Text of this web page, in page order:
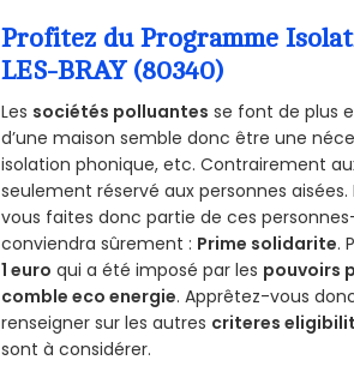
Profitez du Programme
LES-BRAY (80340)
Les sociétés polluantes se font de plus
d’une maison semble donc être une
isolation phonique, etc. Contrairement
seulement réservé aux personnes
vous faites donc partie de ces
conviendra sûrement : Prime solidarite.
1 euro qui a été imposé par les pouvoirs
comble eco energie. Apprêtez-vous
renseigner sur les autres criteres
sont à considérer.